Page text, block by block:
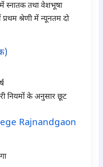
स्नातक तथा वेशभूषा
श्रेणी में न्यूनतम दो
नियमों के अनुसार छूट
Rajnandgaon